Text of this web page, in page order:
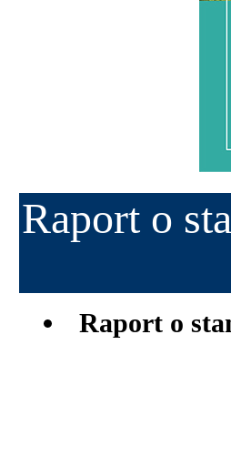
Raport o
Raport o